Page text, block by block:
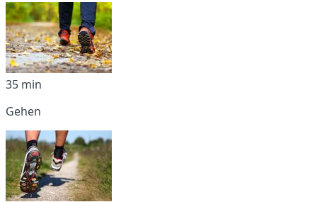
35 min
Gehen